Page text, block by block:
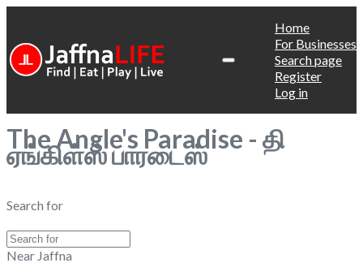
Home
For Businesses
Search page
Register
Log in
The Angle's Paradise - தி
ஏங்கிள்ஸ் பாரடைஸ்
Search for
Near Jaffna